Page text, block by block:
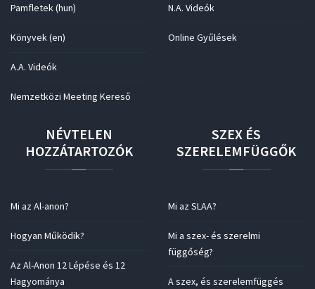
Pamfletek (hun)
Könyvek (en)
A.A. Videók
Nemzetközi Meeting Kereső
N.A. Videók
Online Gyűlések
NÉVTELEN
HOZZÁTARTOZÓK
Mi az Al-anon?
Hogyan Működik?
Az Al-Anon 12 Lépése és 12
Hagyománya
SZEX ÉS
SZERELEMFÜGGŐK
Mi az SLAA?
Mi a szex- és szerelmi
függőség?
A szex, és szerelemfüggés